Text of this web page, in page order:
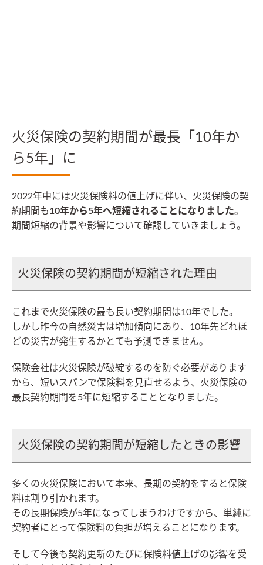
火災保険の契約期間が最長「10年か
ら5年」に
2022年中には火災保険料の値上げに伴い、火災保険の契
約期間も10年から5年へ短縮されることになりました。
期間短縮の背景や影響について確認していきましょう。
火災保険の契約期間が短縮された理由
これまで火災保険の最も長い契約期間は10年でした。
しかし昨今の自然災害は増加傾向にあり、10年先どれほ
どの災害が発生するかとても予測できません。
保険会社は火災保険が破綻するのを防ぐ必要があります
から、短いスパンで保険料を見直せるよう、火災保険の
最長契約期間を5年に短縮することとなりました。
火災保険の契約期間が短縮したときの影響
多くの火災保険において本来、長期の契約をすると保険
料は割り引かれます。
その長期保険が5年になってしまうわけですから、単純に
契約者にとって保険料の負担が増えることになります。
そして今後も契約更新のたびに保険料値上げの影響を受